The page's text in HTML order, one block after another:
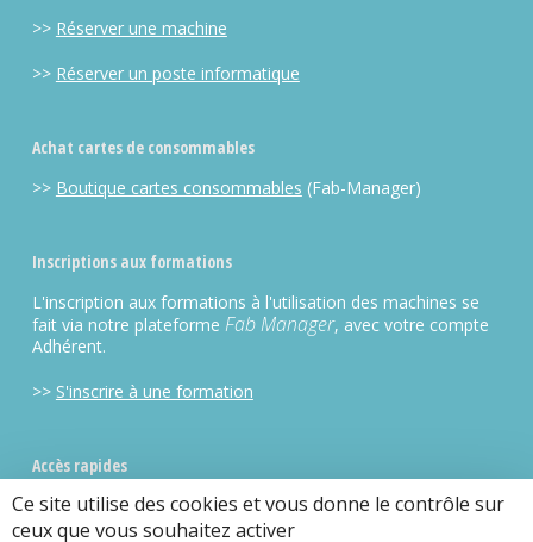
Ce site utilise des cookies et vous donne le contrôle sur
ceux que vous souhaitez activer
>> Réserver une machine
>> Réserver un poste informatique
Achat cartes de consommables
>> Boutique cartes consommables (Fab-Manager)
Inscriptions aux formations
L'inscription aux formations à l'utilisation des machines se
fait via notre plateforme Fab Manager, avec votre compte
Adhérent.
>> S'inscrire à une formation
Accès rapides
>>fab-Manager(plateforme de gestion)